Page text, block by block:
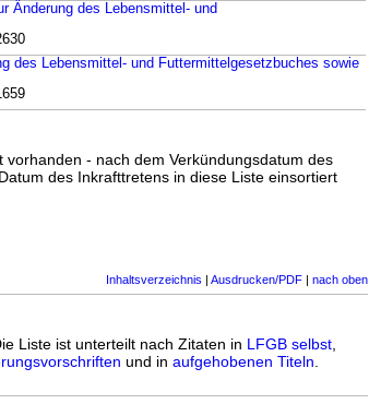
Änderung des Lebensmittel- und
des Lebensmittel- und Futtermittelgesetzbuches sowie
- nach dem Verkündungsdatum des
des Inkrafttretens in diese Liste einsortiert
Inhaltsverzeichnis | Ausdrucken/PDF | nach oben
Liste ist unterteilt nach Zitaten in LFGB selbst
und in aufgehobenen Titeln